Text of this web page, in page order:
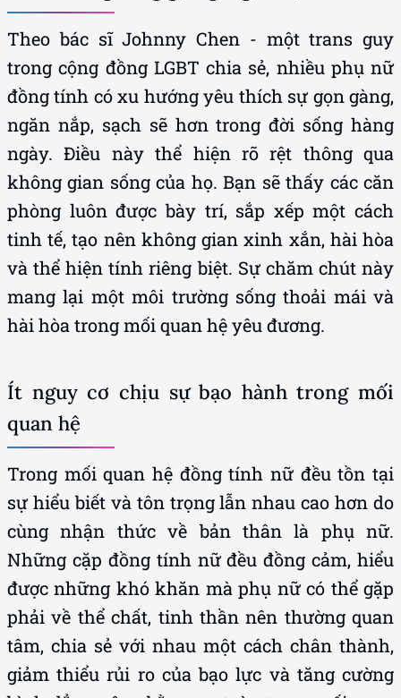
Theo bác sĩ Johnny Chen - một trans guy
trong cộng đồng LGBT chia sẻ, nhiều phụ nữ
đồng tính có xu hướng yêu thích sự gọn gàng,
ngăn nắp, sạch sẽ hơn trong đời sống hàng
ngày. Điều này thể hiện rõ rệt thông qua
không gian sống của họ. Bạn sẽ thấy các căn
phòng luôn được bày trí, sắp xếp một cách
tinh tế, tạo nên không gian xinh xắn, hài hòa
và thể hiện tính riêng biệt. Sự chăm chút này
mang lại một môi trường sống thoải mái và
hài hòa trong mối quan hệ yêu đương.
Ít nguy cơ chịu sự bạo hành trong mối
quan hệ
Trong mối quan hệ đồng tính nữ đều tồn tại
sự hiểu biết và tôn trọng lẫn nhau cao hơn do
cùng nhận thức về bản thân là phụ nữ.
Những cặp đồng tính nữ đều đồng cảm, hiểu
được những khó khăn mà phụ nữ có thể gặp
phải về thể chất, tinh thần nên thường quan
tâm, chia sẻ với nhau một cách chân thành,
giảm thiểu rủi ro của bạo lực và tăng cường